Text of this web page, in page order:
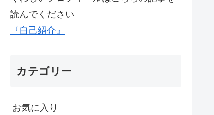
読んでください
『自己紹介』
カテゴリー
お気に入り